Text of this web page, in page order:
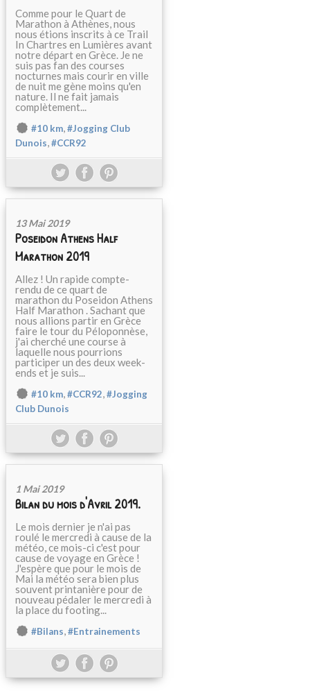
Comme pour le Quart de
Marathon à Athènes, nous
nous étions inscrits à ce Trail
In Chartres en Lumières avant
notre départ en Grèce. Je ne
suis pas fan des courses
nocturnes mais courir en ville
de nuit me gène moins qu'en
nature. Il ne fait jamais
complètement...
#10 km,#Jogging Club
Dunois,#CCR92
13 Mai 2019
Poseidon Athens Half
Marathon 2019
Allez ! Un rapide compte-
rendu de ce quart de
marathon du Poseidon Athens
Half Marathon . Sachant que
nous allions partir en Grèce
faire le tour du Péloponnèse,
j'ai cherché une course à
laquelle nous pourrions
participer un des deux week-
ends et je suis...
#10 km,#CCR92,#Jogging
Club Dunois
1 Mai 2019
Bilan du mois d'Avril 2019.
Le mois dernier je n'ai pas
roulé le mercredi à cause de la
météo, ce mois-ci c'est pour
cause de voyage en Grèce !
J'espère que pour le mois de
Mai la météo sera bien plus
souvent printanière pour de
nouveau pédaler le mercredi à
la place du footing...
#Bilans,#Entrainements